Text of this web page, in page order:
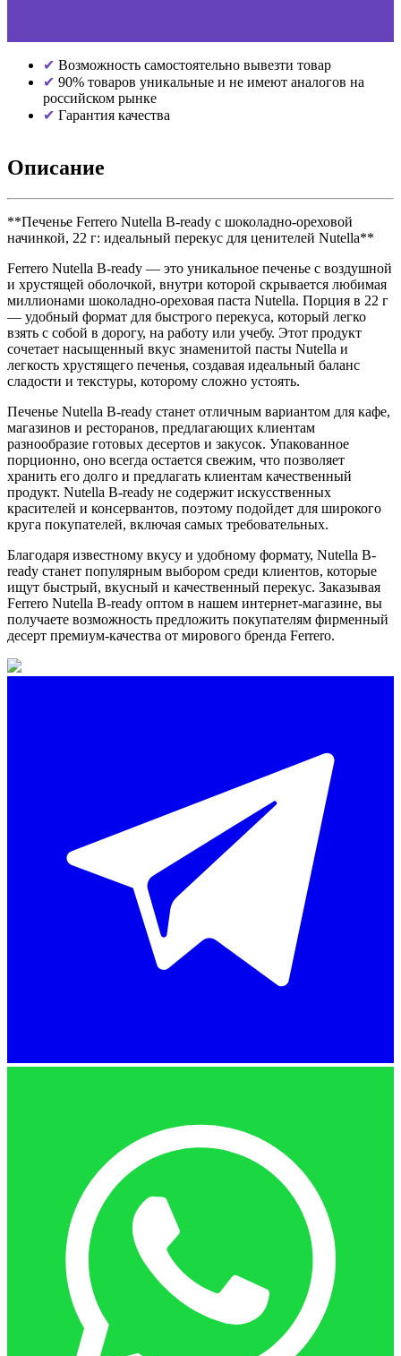
Возможность самостоятельно вывезти товар
90% товаров уникальные и не имеют аналогов на
российском рынке
Гарантия качества
Описание
**Печенье Ferrero Nutella B-ready с шоколадно-ореховой
начинкой, 22 г: идеальный перекус для ценителей Nutella**
Ferrero Nutella B-ready — это уникальное печенье с воздушной
и хрустящей оболочкой, внутри которой скрывается любимая
миллионами шоколадно-ореховая паста Nutella. Порция в 22 г
— удобный формат для быстрого перекуса, который легко
взять с собой в дорогу, на работу или учебу. Этот продукт
сочетает насыщенный вкус знаменитой пасты Nutella и
легкость хрустящего печенья, создавая идеальный баланс
сладости и текстуры, которому сложно устоять.
Печенье Nutella B-ready станет отличным вариантом для кафе,
магазинов и ресторанов, предлагающих клиентам
разнообразие готовых десертов и закусок. Упакованное
порционно, оно всегда остается свежим, что позволяет
хранить его долго и предлагать клиентам качественный
продукт. Nutella B-ready не содержит искусственных
красителей и консервантов, поэтому подойдет для широкого
круга покупателей, включая самых требовательных.
Благодаря известному вкусу и удобному формату, Nutella B-
ready станет популярным выбором среди клиентов, которые
ищут быстрый, вкусный и качественный перекус. Заказывая
Ferrero Nutella B-ready оптом в нашем интернет-магазине, вы
получаете возможность предложить покупателям фирменный
десерт премиум-качества от мирового бренда Ferrero.